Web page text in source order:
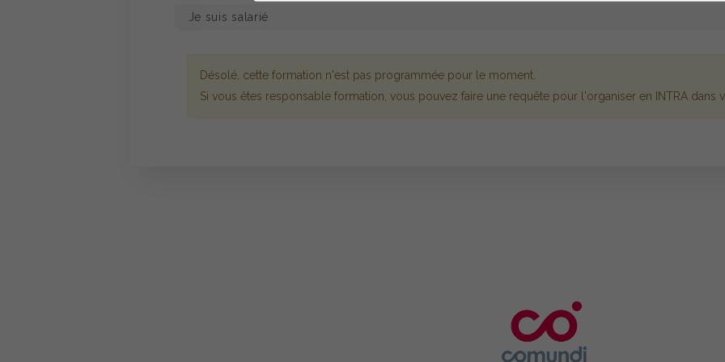
Désolé, cette formation n'est pas programmée pour le moment.
Si vous êtes responsable formation, vous pouvez faire une requête pour l'organiser en INTRA dans